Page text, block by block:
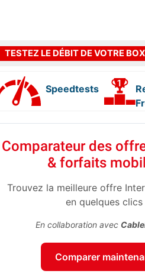
TESTEZ LE DÉBIT DE VOTRE BOX
Speedtests
Comparateur des
& forfaits
Trouvez la meilleure offre
en quelques clics
En collaboration avec
Comparer